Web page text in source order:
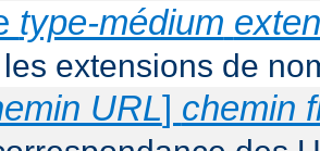
type-médium
extensions de
URL] chemin